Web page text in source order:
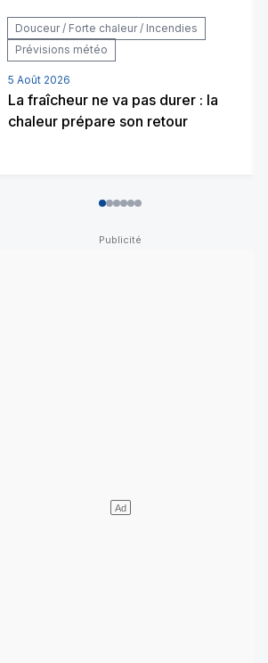
Douceur / Forte chaleur / Incendies
Prévisions météo
5 Août 2026
La fraîcheur ne va pas durer : la
chaleur prépare son retour
012345